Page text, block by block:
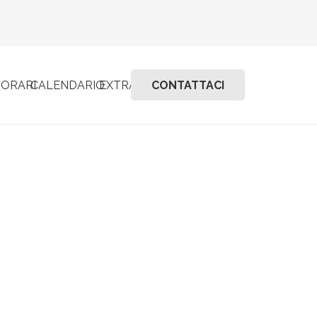
ORARICALENDARIOEXTRA CONTATTACI